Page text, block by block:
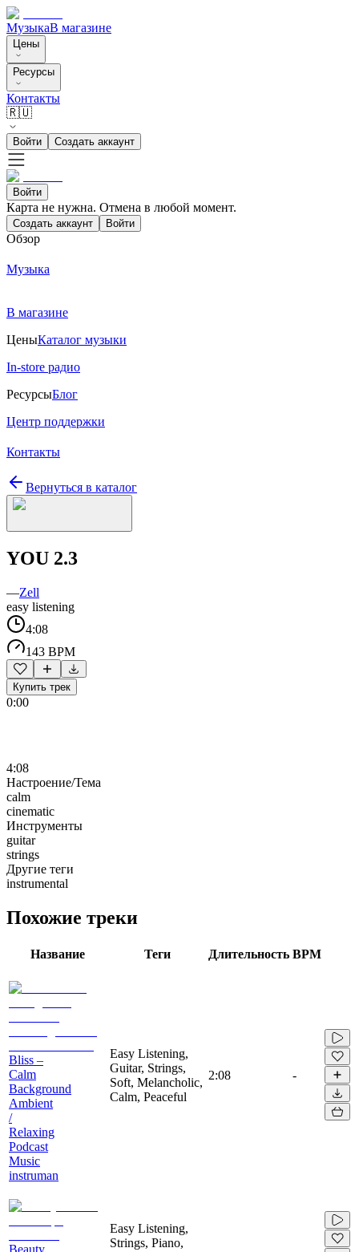
МузыкаВ магазине
Цены
Ресурсы
Контакты
🇷🇺
Войти Создать аккаунт
Войти
Карта не нужна. Отмена в любой момент.
Создать аккаунт Войти
Обзор
Музыка
В магазине
ЦеныКаталог музыки
In-store радио
РесурсыБлог
Центр поддержки
Контакты
Вернуться в каталог
YOU 2.3
—Zell
easy listening
4:08
143 BPM
Купить трек
0:00
4:08
Настроение/Тема
calm
cinematic
Инструменты
guitar
strings
Другие теги
instrumental
Похожие треки
Название Теги Длительность BPM
Bliss –
Calm
Background
Ambient
/
Relaxing
Podcast
Music
instruman
Easy Listening,
Guitar, Strings,
Soft, Melancholic,
Calm, Peaceful
2:08 -
Beauty
Easy Listening,
Strings, Piano,